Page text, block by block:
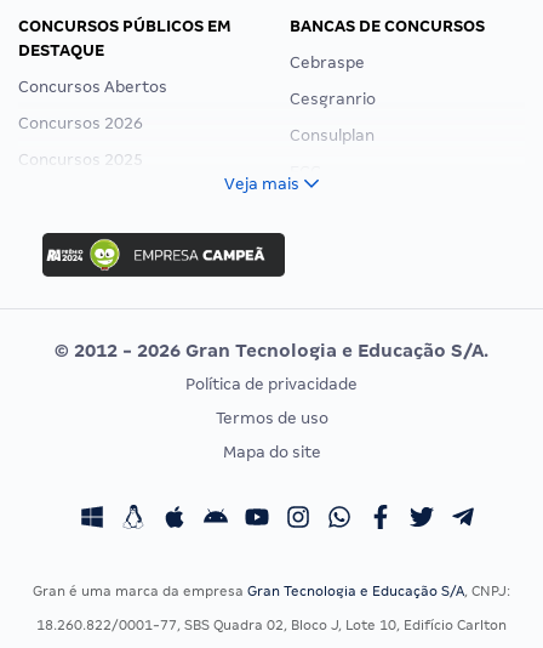
CONCURSOS PÚBLICOS EM
DESTAQUE
Concursos Abertos
Concursos 2026
Concursos 2025
Concurso Ibama
Concurso MPU
Editais publicados
BANCAS DE CONCURSOS
Cebraspe
Cesgranrio
Consulplan
Vunesp
CONCURSOS POR PROFISSÃO
Concursos Fiscais
EXAME DE ORDEM
Calendário OAB
Veja mais
© 2012 - 2026 Gran Tecnologia e Educação S/A.
Política de privacidade
Termos de uso
Mapa do site
Gran é uma marca da empresa Gran Tecnologia e Educação S/A, CNPJ:
18.260.822/0001-77, SBS Quadra 02, Bloco J, Lote 10, Edifício Carlton